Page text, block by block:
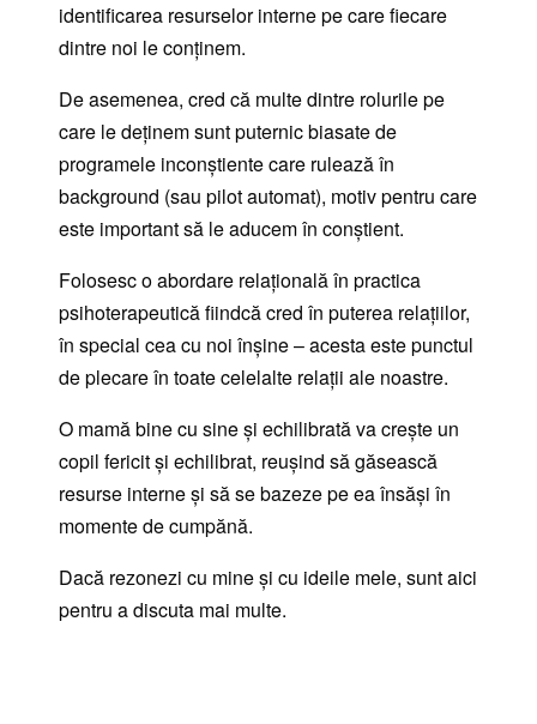
identificarea resurselor interne pe care fiecare
dintre noi le conținem.
De asemenea, cred că multe dintre rolurile pe
care le deținem sunt puternic biasate de
programele inconștiente care rulează în
background (sau pilot automat), motiv pentru care
este important să le aducem în conștient.
Folosesc o abordare relațională în practica
psihoterapeutică fiindcă cred în puterea relațiilor,
în special cea cu noi înșine – acesta este punctul
de plecare în toate celelalte relații ale noastre.
O mamă bine cu sine și echilibrată va crește un
copil fericit și echilibrat, reușind să găsească
resurse interne și să se bazeze pe ea însăși în
momente de cumpănă.
Dacă rezonezi cu mine și cu ideile mele, sunt aici
pentru a discuta mai multe.